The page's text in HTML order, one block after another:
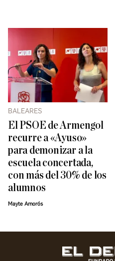
BALEARES
El PSOE de Armengol
recurre a «Ayuso»
para demonizar a la
escuela concertada,
con más del 30% de los
alumnos
Mayte Amorós